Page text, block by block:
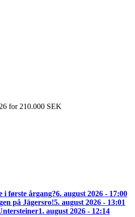
for 210.000 SEK
i første årgang?6. august 2026 - 17:00
på Jägersro!5. august 2026 - 13:01
1. august 2026 - 12:14